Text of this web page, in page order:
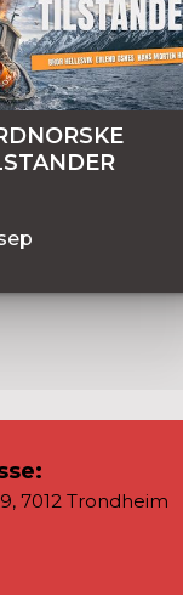
7012 Trondheim